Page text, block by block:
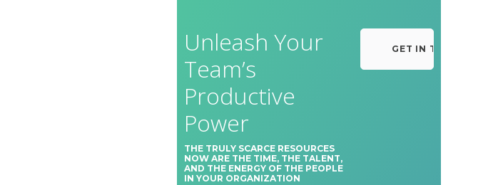
Unleash Your
Team’s
Productive
Power
THE TRULY SCARCE RESOURCES
NOW ARE THE TIME, THE TALENT,
AND THE ENERGY OF THE PEOPLE
IN YOUR ORGANIZATION
GET IN TOUCH